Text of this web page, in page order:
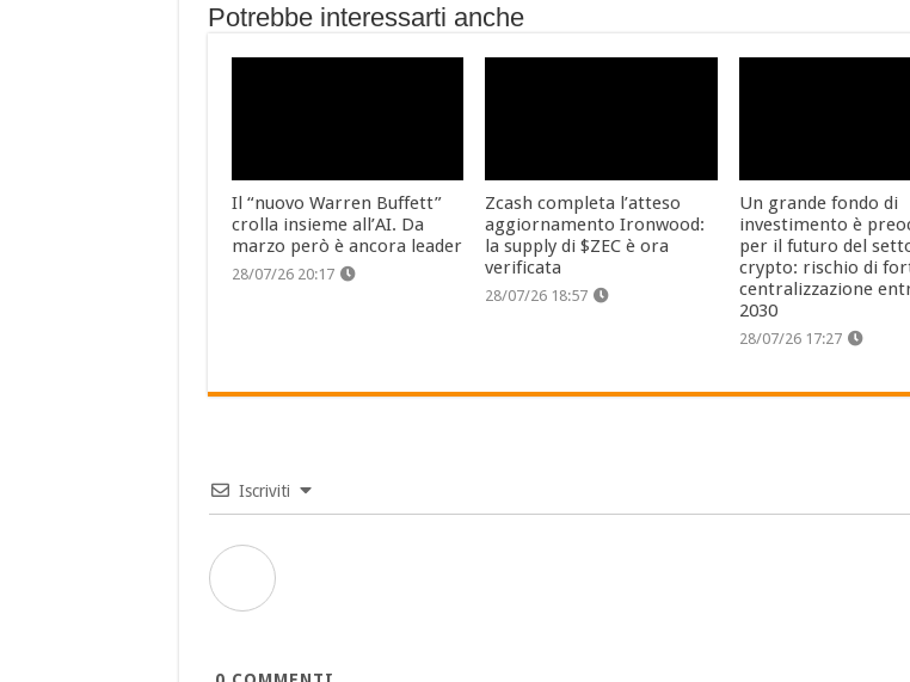
Potrebbe interessarti anche
Il “nuovo Warren Buffett”
crolla insieme all’AI. Da
marzo però è ancora leader
28/07/26 20:17
Zcash completa l’atteso
aggiornamento Ironwood:
la supply di $ZEC è ora
verificata
28/07/26 18:57
Un grande fondo di
investimento è
per il futuro del
crypto: rischio di
centralizzazione
2030
28/07/26 17:27
Iscriviti